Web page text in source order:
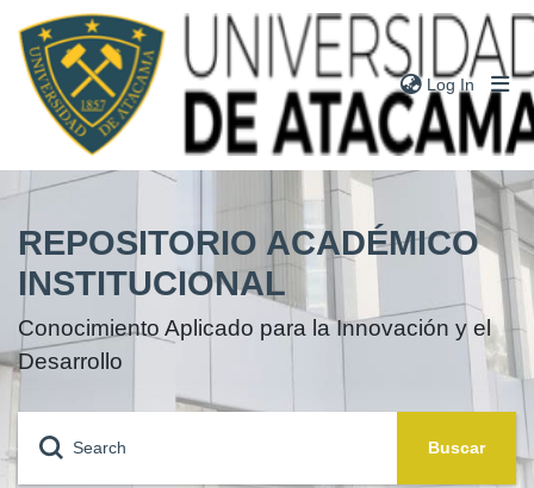
Log In
Communities
Research
Outputs
Books
Statistics
REPOSITORIO ACADÉMICO
INSTITUCIONAL
Conocimiento Aplicado para la Innovación y el
Desarrollo
Buscar